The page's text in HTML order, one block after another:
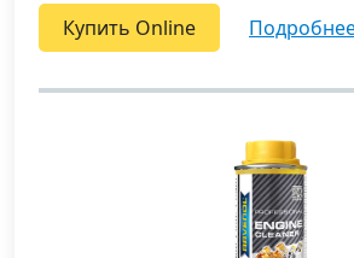
Купить Online